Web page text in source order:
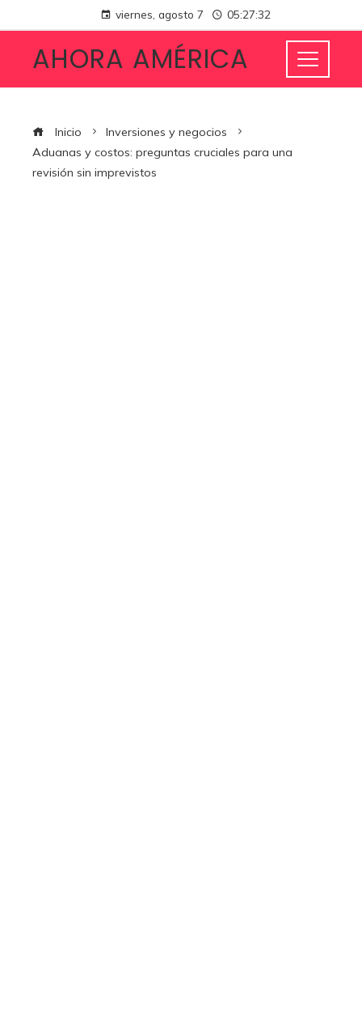
viernes, agosto 7 05:27:33
AHORA AMÉRICA
Inicio
Inversiones y negocios
Aduanas y costos: preguntas cruciales para una
revisión sin imprevistos